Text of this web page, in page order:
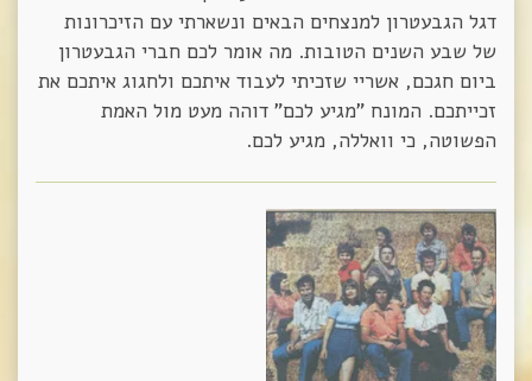
דגל הגבעטרון למנצחים הבאים ונשארתי עם הזיכרונות
של שבע השנים הטובות. מה אומר לכם חברי הגבעטרון
ביום חגכם, אשריי שזכיתי לעבוד איתכם ולחגוג איתכם את
זכייתכם. המונח "מגיע לכם" דוהה מעט מול האמת
הפשוטה, כי וואללה, מגיע לכם.